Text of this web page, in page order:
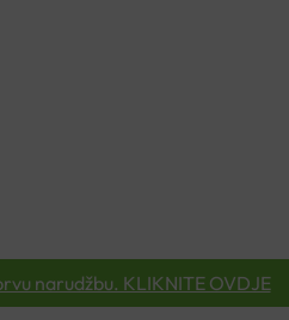
narudžbu. KLIKNITE OVDJE